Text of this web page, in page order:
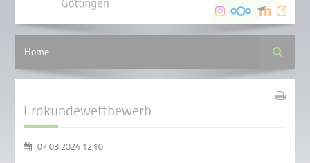
Home Suche
Erdkundewettbewerb
07.03.2024 12:10